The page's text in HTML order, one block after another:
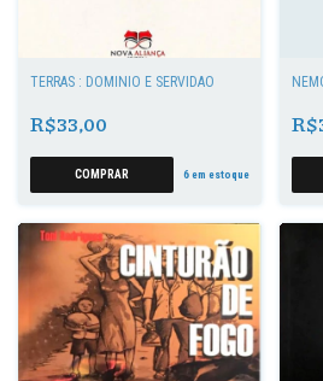
TERRAS : DOMÍNIO E SERVIDÃO
R$33,00
6em estoque